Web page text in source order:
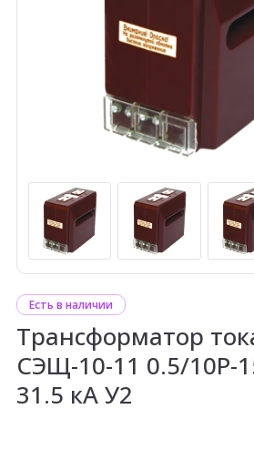
Есть в наличии
Трансформатор
СЭЩ-10-11 0.5/10Р-
31.5 кА У2